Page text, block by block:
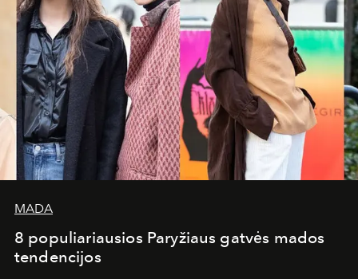
MADA
8 populiariausios Paryžiaus gatvės mados
tendencijos